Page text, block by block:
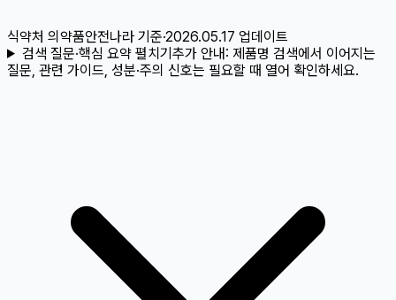
식약처 의약품안전나라 기준·2026.05.17 업데이트
검색 질문·핵심 요약 펼치기추가 안내: 제품명 검색에서 이어지는
질문, 관련 가이드, 성분·주의 신호는 필요할 때 열어 확인하세요.